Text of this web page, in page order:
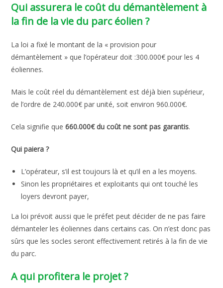
Qui assurera le coût du démantèlement à
la fin de la vie du parc éolien ?
La loi a fixé le montant de la « provision pour
démantèlement » que l’opérateur doit :300.000€ pour les 4
éoliennes.
Mais le coût réel du démantèlement est déjà bien supérieur,
de l’ordre de 240.000€ par unité, soit environ 960.000€.
Cela signifie que660.000€ du coût ne sont pas garantis.
Qui paiera ?
L’opérateur, s’il est toujours là et qu’il en a les moyens.
Sinon les propriétaires et exploitants qui ont touché les
loyers devront payer,
La loi prévoit aussi que le préfet peut décider de ne pas faire
démanteler les éoliennes dans certains cas. On n’est donc pas
sûrs que les socles seront effectivement retirés à la fin de vie
du parc.
A qui profitera le projet ?